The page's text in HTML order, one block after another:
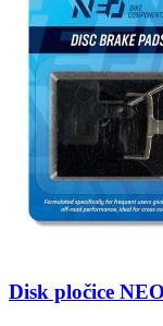
Disk pločice